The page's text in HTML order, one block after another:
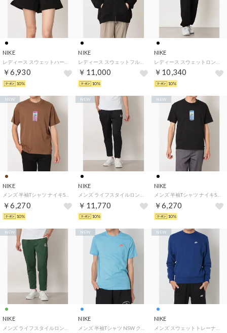
NIKE
￥6,930
10%
NIKE
￥11,000
10%
NIKE
￥10,340
10%
NIKE
￥6,270
NEW
10%
NIKE
￥11,770
NEW
10%
NIKE
メンズ 半袖Tシャツ ナイキSB LSE PHONE IM4425010 （BLACK）
￥6,270
NEW
10%
NIKE
NEW
NIKE
NEW
NIKE
NEW